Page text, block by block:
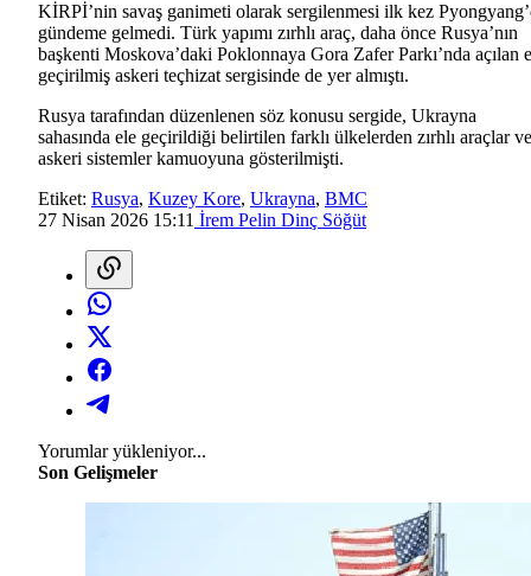
KİRPİ’nin savaş ganimeti olarak sergilenmesi ilk kez
gündeme gelmedi. Türk yapımı zırhlı araç, daha önce Rusya’nın
başkenti Moskova’daki Poklonnaya Gora Zafer Parkı’nda açılan
geçirilmiş askeri teçhizat sergisinde de yer almıştı.
Rusya tarafından düzenlenen söz konusu sergide, Ukrayna
sahasında ele geçirildiği belirtilen farklı ülkelerden zırhlı araçlar ve
askeri sistemler kamuoyuna gösterilmişti.
Etiket: Rusya, Kuzey Kore, Ukrayna, BMC
27 Nisan 2026 15:11 İrem Pelin Dinç Söğüt
Yorumlar yükleniyor...
Son Gelişmeler